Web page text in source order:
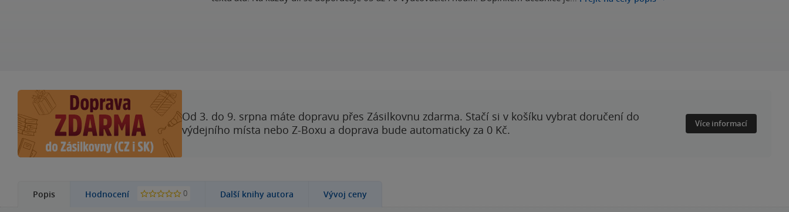
Od 3. do 9. srpna máte dopravu přes Zásilkovnu zdarma. Stačí si v košíku vybrat doručení do
výdejního místa nebo Z-Boxu a doprava bude automaticky za 0 Kč.
Více informací
Popis Hodnocení 0 Další knihy autora Vývoj ceny